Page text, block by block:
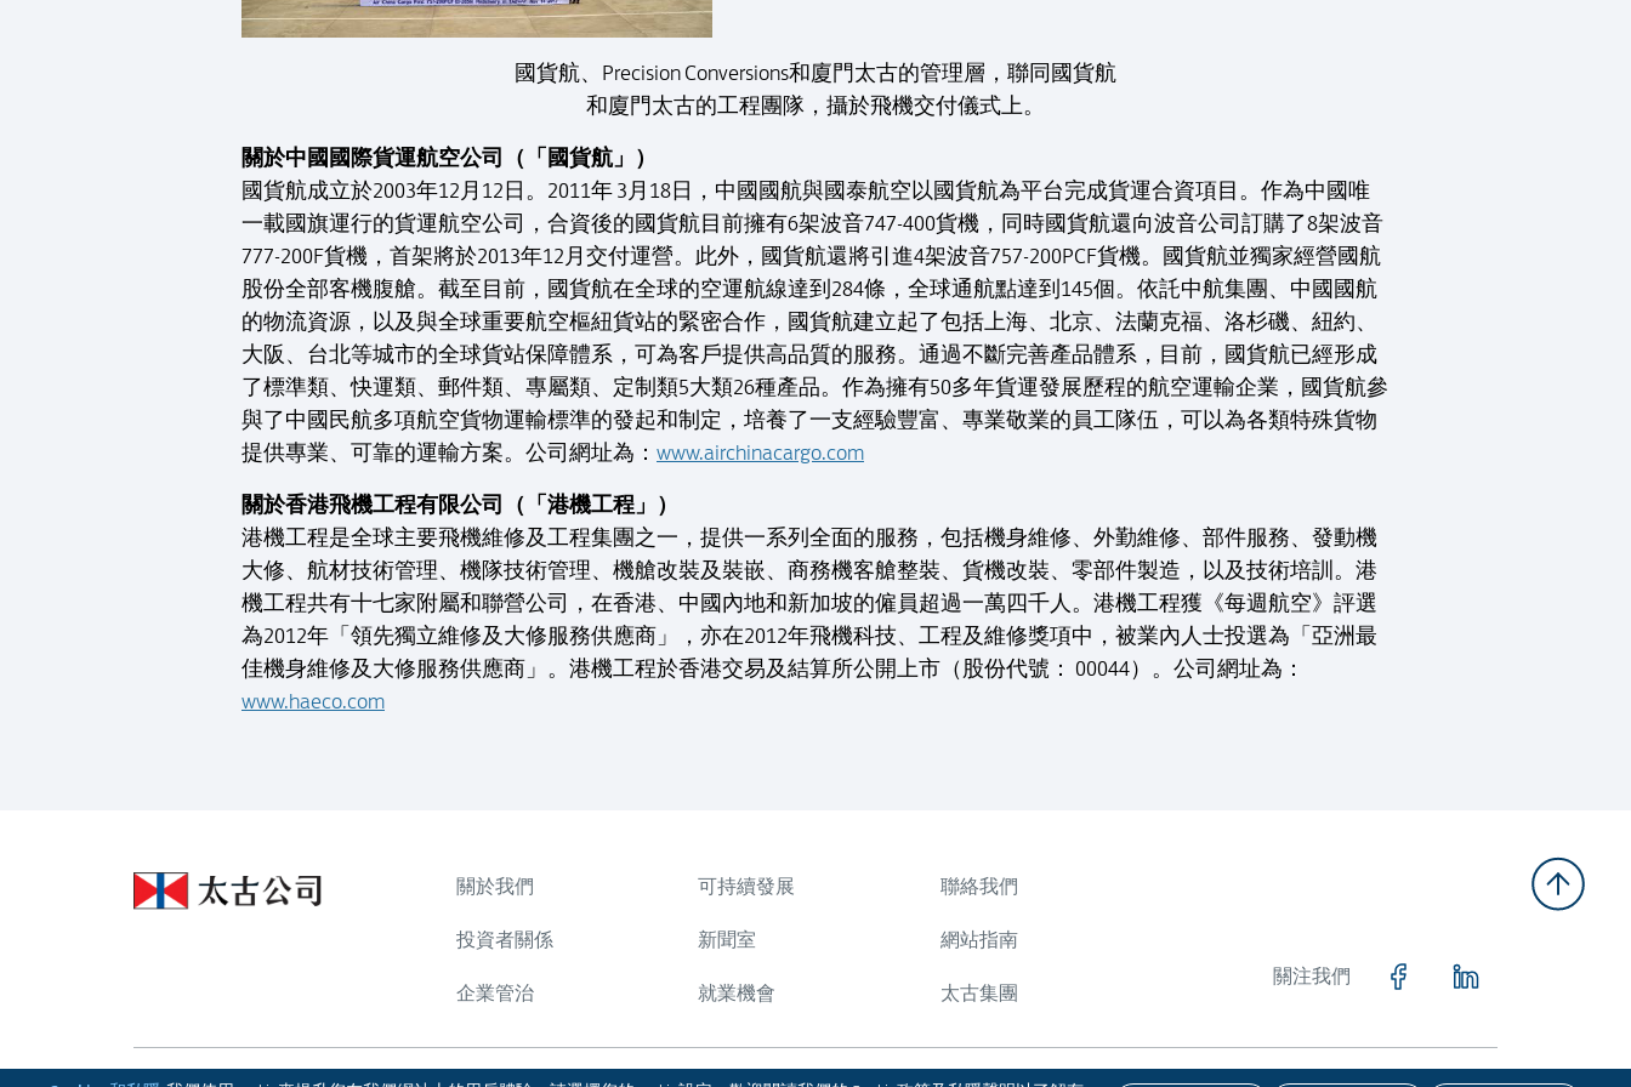
國貨航、Precision Conversions和廈門太古的管理層，聯同國貨航
和廈門太古的工程團隊，攝於飛機交付儀式上。
關於中國國際貨運航空公司（「國貨航」）
國貨航成立於2003年12月12日。2011年 3月18日，中國國航與國泰航空以國貨航為平台完成貨運合資項目。作為中國唯
一載國旗運行的貨運航空公司，合資後的國貨航目前擁有6架波音747-400貨機，同時國貨航還向波音公司訂購了8架波音
777-200F貨機，首架將於2013年12月交付運營。此外，國貨航還將引進4架波音757-200PCF貨機。國貨航並獨家經營國航
股份全部客機腹艙。截至目前，國貨航在全球的空運航線達到284條，全球通航點達到145個。依託中航集團、中國國航
的物流資源，以及與全球重要航空樞紐貨站的緊密合作，國貨航建立起了包括上海、北京、法蘭克福、洛杉磯、紐約、
大阪、台北等城市的全球貨站保障體系，可為客戶提供高品質的服務。通過不斷完善產品體系，目前，國貨航已經形成
了標準類、快運類、郵件類、專屬類、定制類5大類26種產品。作為擁有50多年貨運發展歷程的航空運輸企業，國貨航參
與了中國民航多項航空貨物運輸標準的發起和制定，培養了一支經驗豐富、專業敬業的員工隊伍，可以為各類特殊貨物
提供專業、可靠的運輸方案。公司網址為： www.airchinacargo.com
關於香港飛機工程有限公司（「港機工程」）
港機工程是全球主要飛機維修及工程集團之一，提供一系列全面的服務，包括機身維修、外勤維修、部件服務、發動機
大修、航材技術管理、機隊技術管理、機艙改裝及裝嵌、商務機客艙整裝、貨機改裝、零部件製造，以及技術培訓。港
機工程共有十七家附屬和聯營公司，在香港、中國內地和新加坡的僱員超過一萬四千人。港機工程獲《每週航空》評選
為2012年「領先獨立維修及大修服務供應商」，亦在2012年飛機科技、工程及維修獎項中，被業內人士投選為「亞洲最
佳機身維修及大修服務供應商」。港機工程於香港交易及結算所公開上市（股份代號： 00044）。公司網址為：
www.haeco.com
關注我們
關於我們
投資者關係
企業管治
可持續發展
新聞室
就業機會
聯絡我們
網站指南
太古集團